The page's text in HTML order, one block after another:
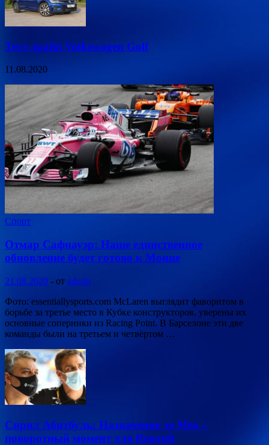
Тест-драйв Volkswagen Golf
11.08.2020
Спорт
Отмар Сафнауэр: Наше единственное
обновление будет готово к Монце
21.08.2020 - от admin
Фото: essentiallysports.com McLaren выглядит фаворитом в
борьбе за третье место в Кубке конструкторов, уверены их
основные соперники из Racing Point. В Барселоне эти две
команды были на третьем и четвёртом …
Сирил Абитбуль: Назначение де Мео –
поворотный момент для Renault